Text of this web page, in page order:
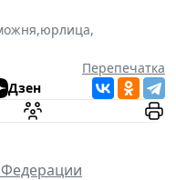
,юрлица,
Перепечатка
Дзен
Федерации